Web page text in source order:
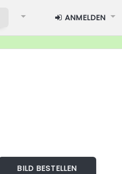
ANMELDEN
BILD BESTELLEN